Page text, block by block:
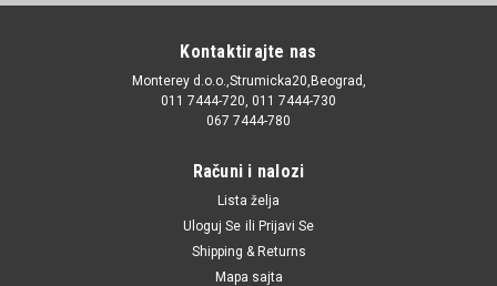
Kontaktirajte nas
Monterey d.o.o.,Strumicka20,Beograd,
011 7444-720, 011 7444-730
067 7444-780
Računi i nalozi
Lista želja
Uloguj Se ili Prijavi Se
Shipping & Returns
Mapa sajta